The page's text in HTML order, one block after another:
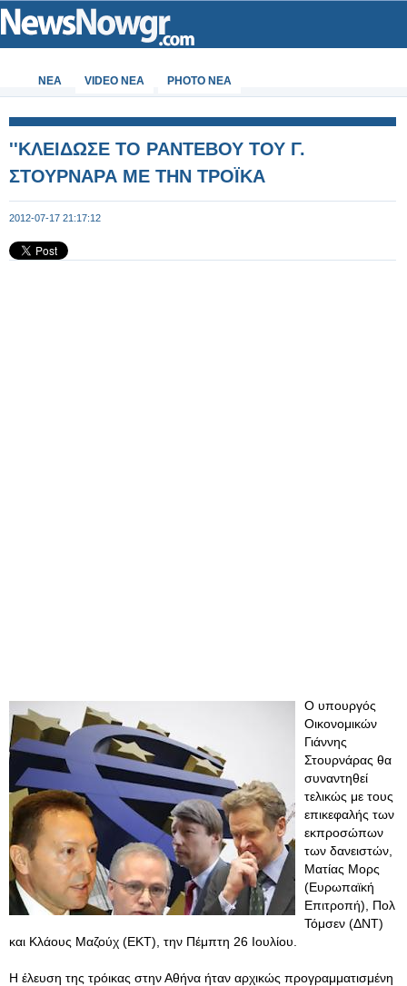
ΝΕΑ VIDEO NEA PHOTO NEA
''ΚΛΕΙΔΩΣΕ ΤΟ ΡΑΝΤΕΒΟΥ ΤΟΥ Γ.
ΣΤΟΥΡΝΑΡΑ ΜΕ ΤΗΝ ΤΡΟΪΚΑ
2012-07-17 21:17:12
Ο υπουργός
Οικονομικών
Γιάννης
Στουρνάρας θα
συναντηθεί
τελικώς με τους
επικεφαλής των
εκπροσώπων
των δανειστών,
Ματίας Μορς
(Ευρωπαϊκή
Επιτροπή), Πολ
Τόμσεν (ΔΝΤ)
και Κλάους Μαζούχ (ΕΚΤ), την Πέμπτη 26 Ιουλίου.
Η έλευση της τρόικας στην Αθήνα ήταν αρχικώς προγραμματισμένη